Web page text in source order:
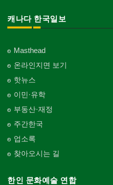
캐나다 한국일보
Masthead
온라인지면 보기
핫뉴스
이민·유학
부동산·재정
주간한국
업소록
찾아오시는 길
한인 문화예술 연합